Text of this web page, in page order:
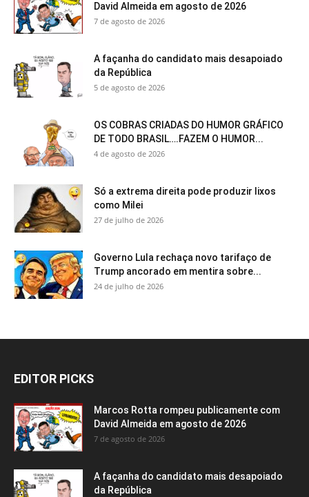
David Almeida em agosto de 2026
7 de agosto de 2026
A façanha do candidato mais desapoiado
da República
5 de agosto de 2026
OS COBRAS CRIADAS DO HUMOR GRÁFICO
DE TODO BRASIL….FAZEM O HUMOR...
4 de agosto de 2026
Só a extrema direita pode produzir lixos
como Milei
27 de julho de 2026
Governo Lula rechaça novo tarifaço de
Trump ancorado em mentira sobre...
24 de julho de 2026
EDITOR PICKS
Marcos Rotta rompeu publicamente com
David Almeida em agosto de 2026
7 de agosto de 2026
A façanha do candidato mais desapoiado
da República